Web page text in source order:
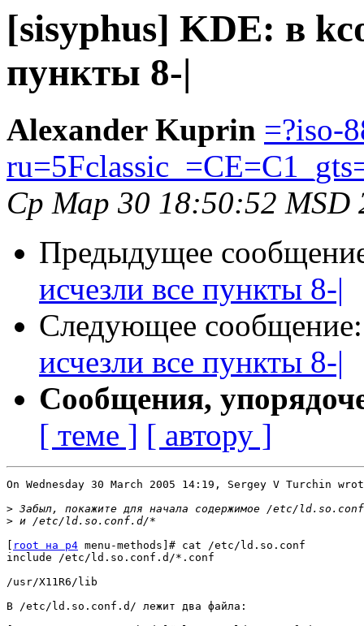
[sisyphus] KDE: в
пункты 8-|
Alexander Kuprin =?iso-
Ср Мар 30 18:50:52 MSD
Предыдущее
исчезли все пункты 8-|
Следующее
исчезли все пункты 8-|
Сообщения,
[ теме ] [ автору ]
On Wednesday 30 March 2005 14:19, Sergey V Turchin
>
>
root на p4 menu-methods]# cat /etc/ld.so.conf
include /etc/ld.so.conf.d/*.conf
/usr/X11R6/lib
В /etc/ld.so.conf.d/ лежит два файла: